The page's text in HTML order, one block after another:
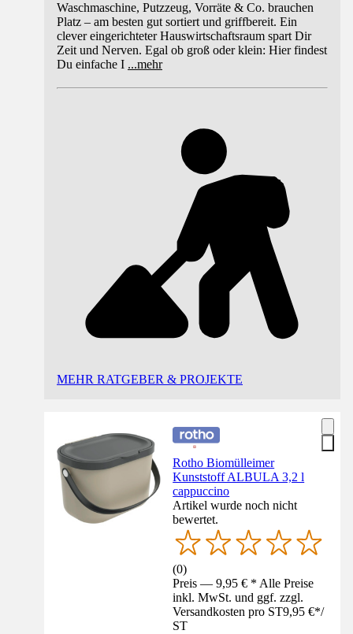
Waschmaschine, Putzzeug, Vorräte & Co. brauchen
Platz – am besten gut sortiert und griffbereit. Ein
clever eingerichteter Hauswirtschaftsraum spart Dir
Zeit und Nerven. Egal ob groß oder klein: Hier findest
Du einfache I ...mehr
MEHR RATGEBER & PROJEKTE
Rotho Biomülleimer
Kunststoff ALBULA 3,2 l
cappuccino
Artikel wurde noch nicht
bewertet.
(0)
Preis — 9,95 € * Alle Preise
inkl. MwSt. und ggf. zzgl.
Versandkosten pro ST9,95 €*/
ST